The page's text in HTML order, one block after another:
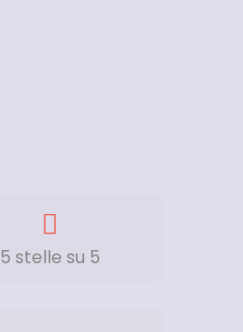
5 stelle su 5